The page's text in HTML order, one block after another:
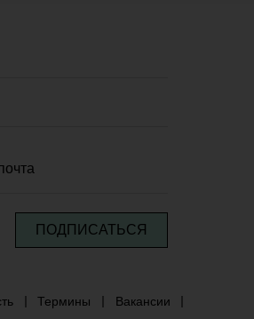
ПОДПИСАТЬСЯ
Термины
Вакансии